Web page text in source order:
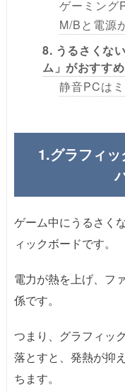
ゲーミング
M/Bと電源
8. うるさくな
ム」がおすすめ
静音PCは
1.グラフィ
ゲーム中にうるさく
ィックボードです。
電力が熱を上げ、フ
係です。
つまり、グラフィッ
落とすと、発熱が抑
ちます。